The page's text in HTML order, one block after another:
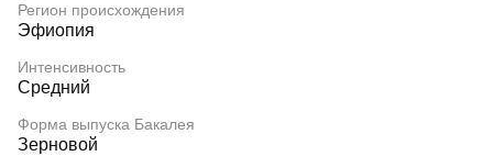
Регион происхождения
Эфиопия
Интенсивность
Средний
Форма выпуска Бакалея
Зерновой